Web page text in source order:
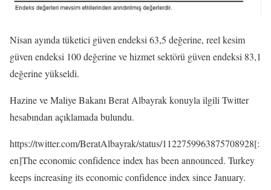
Nisan ayında tüketici güven endeksi 63,5 değerine, reel kesim
güven endeksi 100 değerine ve hizmet sektörü güven endeksi 83,1
değerine yükseldi.
Hazine ve Maliye Bakanı Berat Albayrak konuyla ilgili Twitter
hesabından açıklamada bulundu.
https://twitter.com/BeratAlbayrak/status/1122759963875708928[:
en]The economic confidence index has been announced. Turkey
keeps increasing its economic confidence index since January.